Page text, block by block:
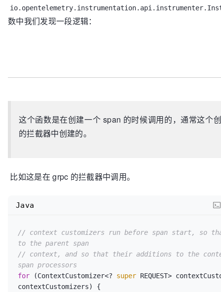
数中我们发现一段逻辑：
这个函数是在创建一个 span 的时候调用的，通常这个
的拦截器中创建的。
比如这是在 grpc 的拦截器中调用。
// context customizers run before span start, so
to the parent span
// context, and so that their additions to the
span processors
for (ContextCustomizer<? super REQUEST>
contextCustomizers) {
Java